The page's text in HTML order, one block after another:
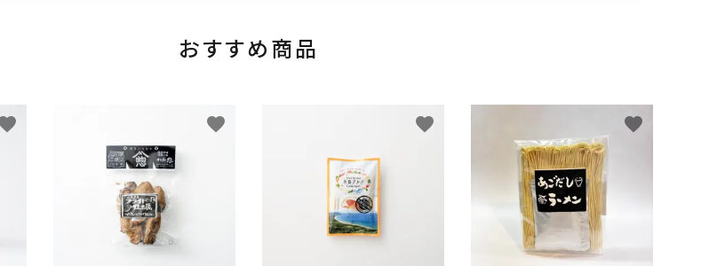
おすすめ商品
favorite favorite favorite